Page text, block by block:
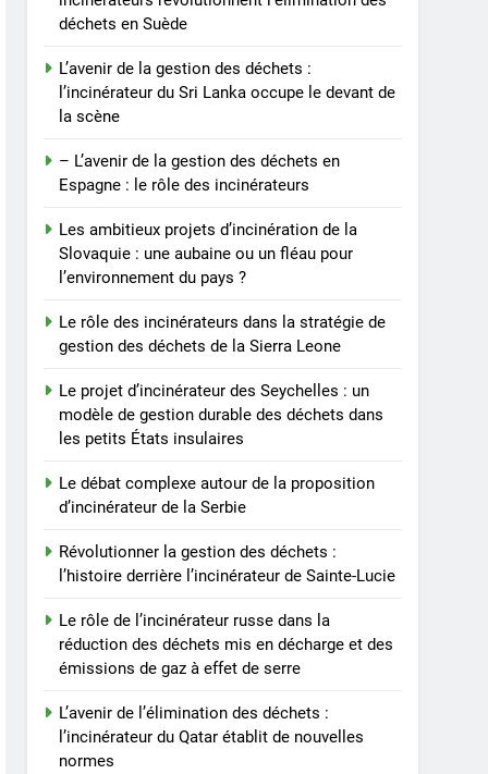
de la proposition
8
derrière l’incinérateur de
AIO
déchets en Suède
L’avenir de la gestion des déchets :
l’incinérateur du Sri Lanka occupe le devant de
la scène
– L’avenir de la gestion des déchets en
Espagne : le rôle des incinérateurs
Les ambitieux projets d’incinération de la
Slovaquie : une aubaine ou un fléau pour
l’environnement du pays ?
Le rôle des incinérateurs dans la stratégie de
gestion des déchets de la Sierra Leone
Le projet d’incinérateur des Seychelles : un
modèle de gestion durable des déchets dans
les petits États insulaires
Le débat complexe autour de la proposition
d’incinérateur de la Serbie
Révolutionner la gestion des déchets :
l’histoire derrière l’incinérateur de Sainte-Lucie
Le rôle de l’incinérateur russe dans la
réduction des déchets mis en décharge et des
émissions de gaz à effet de serre
L’avenir de l’élimination des déchets :
l’incinérateur du Qatar établit de nouvelles
normes